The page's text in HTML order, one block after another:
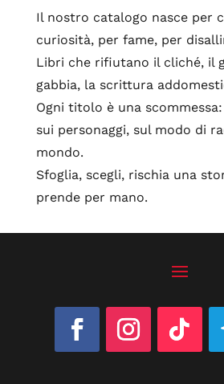
Il nostro catalogo nasce per
curiosità, per fame, per
Libri che rifiutano il cliché, il
gabbia, la scrittura
Ogni titolo è una
sui personaggi, sul modo di
mondo.
Sfoglia, scegli, rischia una
prende per mano.